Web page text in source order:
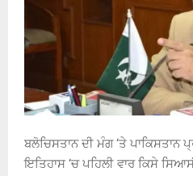
ਬਲੋਚਿਸਤਾਨ ਦੀ ਮੰਗ ‘ਤੇ ਪਾਕਿਸਤਾਨ
ਇਤਿਹਾਸ ‘ਚ ਪਹਿਲੀ ਵਾਰ ਕਿਸੇ